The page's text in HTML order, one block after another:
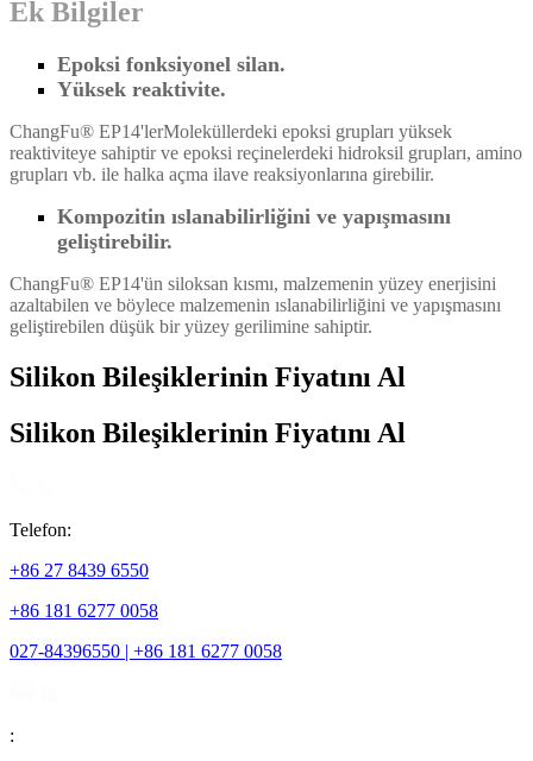
Ek Bilgiler
Epoksi fonksiyonel silan.
Yüksek reaktivite.
ChangFu® EP14'lerMoleküllerdeki epoksi grupları yüksek
reaktiviteye sahiptir ve epoksi reçinelerdeki hidroksil grupları, amino
grupları vb. ile halka açma ilave reaksiyonlarına girebilir.
Kompozitin ıslanabilirliğini ve yapışmasını
geliştirebilir.
ChangFu® EP14'ün siloksan kısmı, malzemenin yüzey enerjisini
azaltabilen ve böylece malzemenin ıslanabilirliğini ve yapışmasını
geliştirebilen düşük bir yüzey gerilimine sahiptir.
Silikon Bileşiklerinin Fiyatını Al
Silikon Bileşiklerinin Fiyatını Al
Telefon:
+86 27 8439 6550
+86 181 6277 0058
027-84396550 | +86 181 6277 0058
: